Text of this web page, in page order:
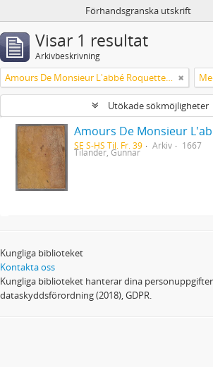
Förhandsgranska utskrift
Visar 1 resultat
Arkivbeskrivning
Amours De Monsieur L'abbé Roquette avec Mademoiselle de Montauzier par Monsieur L'abbé Le Camus 1667
Utökade sökmöjligheter
SE S-HS Til. Fr. 39 Arkiv 1667
Tilander, Gunnar
Kungliga biblioteket
Kontakta oss
Kungliga biblioteket hanterar dina
dataskyddsförordning (2018), GDPR.